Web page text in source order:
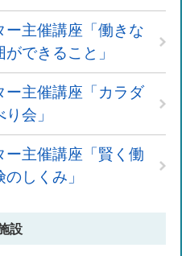
ー主催講座「働きな
できること」
ー主催講座「カラダ
会」
ー主催講座「賢く働
しくみ」
設